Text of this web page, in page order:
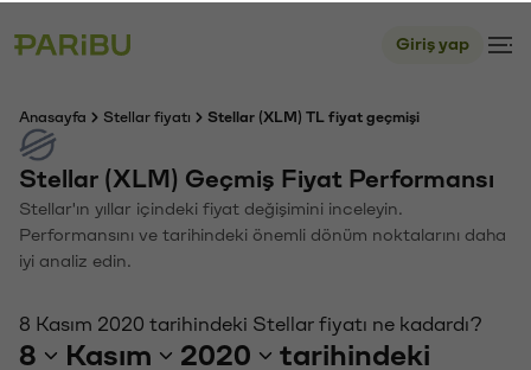
Giriş yap
Anasayfa Stellar fiyatı Stellar (XLM) TL fiyat geçmişi
Stellar (XLM) Geçmiş Fiyat Performansı
Stellar'ın yıllar içindeki fiyat değişimini inceleyin.
Performansını ve tarihindeki önemli dönüm noktalarını daha
iyi analiz edin.
8 Kasım 2020 tarihindeki Stellar fiyatı ne kadardı?
8 Kasım 2020
tarihindeki